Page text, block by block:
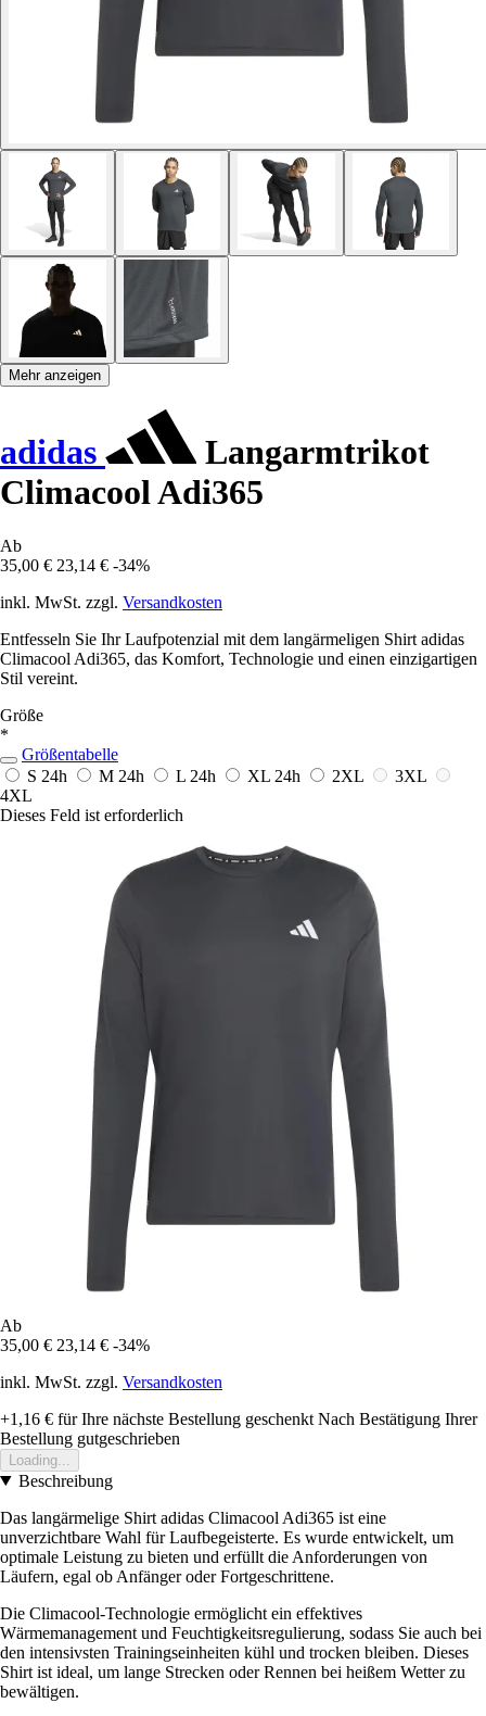
Mehr anzeigen
adidas
Langarmtrikot
Climacool Adi365
Ab
35,00 € 23,14 € -34%
inkl. MwSt. zzgl. Versandkosten
Entfesseln Sie Ihr Laufpotenzial mit dem langärmeligen Shirt adidas
Climacool Adi365, das Komfort, Technologie und einen einzigartigen
Stil vereint.
Größe
*
Größentabelle
S 24h M 24h L 24h XL 24h 2XL
3XL
4XL
Dieses Feld ist erforderlich
Ab
35,00 € 23,14 € -34%
inkl. MwSt. zzgl. Versandkosten
+1,16 € für Ihre nächste Bestellung geschenkt Nach Bestätigung Ihrer
Bestellung gutgeschrieben
Loading...
Beschreibung
Das langärmelige Shirt adidas Climacool Adi365 ist eine
unverzichtbare Wahl für Laufbegeisterte. Es wurde entwickelt, um
optimale Leistung zu bieten und erfüllt die Anforderungen von
Läufern, egal ob Anfänger oder Fortgeschrittene.
Die Climacool-Technologie ermöglicht ein effektives
Wärmemanagement und Feuchtigkeitsregulierung, sodass Sie auch bei
den intensivsten Trainingseinheiten kühl und trocken bleiben. Dieses
Shirt ist ideal, um lange Strecken oder Rennen bei heißem Wetter zu
bewältigen.